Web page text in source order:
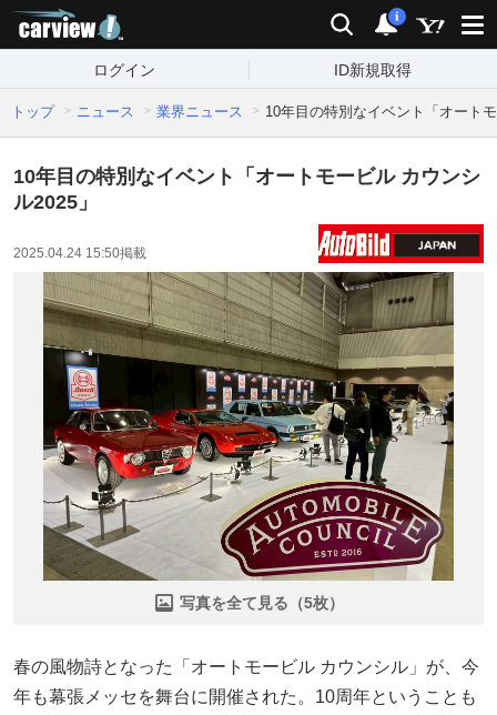
検索 通知
i
ログイン ID新規取得
トップ ニュース 業界ニュース 10年目の特別なイベント「オート
10年目の特別なイベント「オートモービル カウンシ
ル2025」
2025.04.24 15:50掲載
写真を全て見る（5枚）
春の風物詩となった「オートモービル カウンシル」が、今
年も幕張メッセを舞台に開催された。10周年ということも